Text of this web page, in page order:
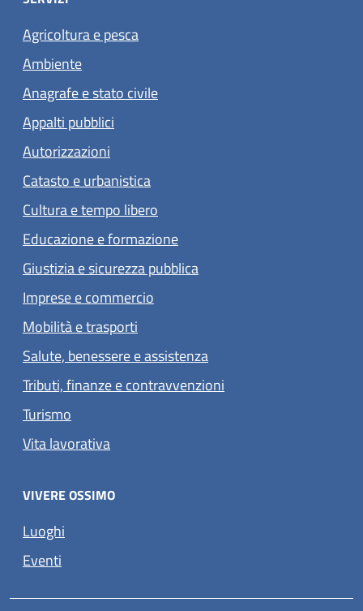
Agricoltura e pesca
Ambiente
Anagrafe e stato civile
Appalti pubblici
Autorizzazioni
Catasto e urbanistica
Cultura e tempo libero
Educazione e formazione
Giustizia e sicurezza pubblica
Imprese e commercio
Mobilità e trasporti
Salute, benessere e assistenza
Tributi, finanze e contravvenzioni
Turismo
Vita lavorativa
VIVERE OSSIMO
Luoghi
Eventi